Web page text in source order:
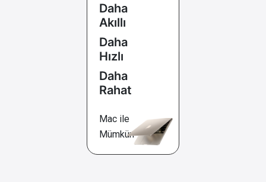
Daha
Akıllı
Daha
Hızlı
Daha
Rahat
Mac ile
Mümkün